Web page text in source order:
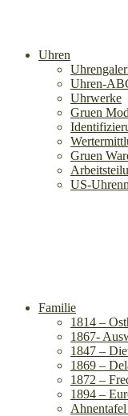
Uhren
Uhren-
Uhrwerke
Gruen
Gruen
US-
Familie
1814 –
1867-
1847 –
1869 –
1872 –
1894 –